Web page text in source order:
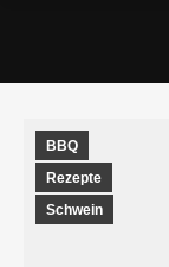
BBQ
Rezepte
Schwein